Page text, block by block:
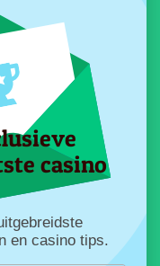
casino
en casino tips.